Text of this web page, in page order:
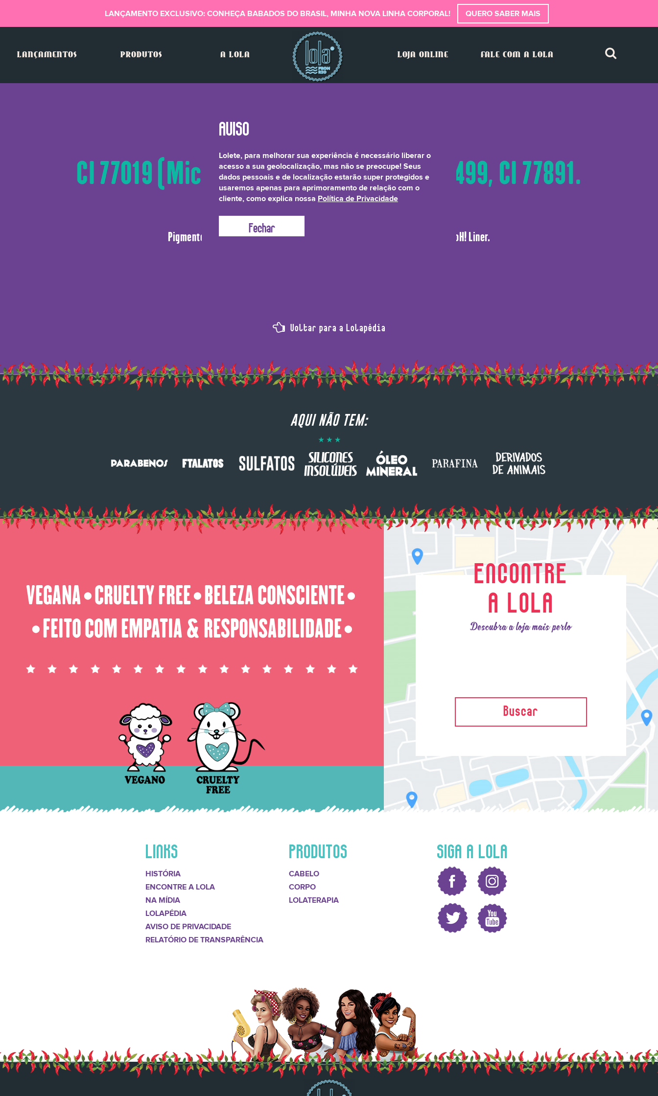
LANÇAMENTO EXCLUSIVO: CONHEÇA BABADOS DO BRASIL, MINHA NOVA LINHA CORPORAL! QUERO SABER MAIS
LANÇAMENTOS PRODUTOS A LOLA LOJA ONLINE FALE COM A LOLA
CI 77019 (Mica), CI 77491, CI 77492, CI 77499, CI 77891.
Pigmentos que dão as cores baphônicas, lacradoras e maravigold da linha oH! Liner.
Voltar para a Lolapédia
AQUI NÃO TEM:
VEGANA ⬤ CRUELTY FREE ⬤ BELEZA CONSCIENTE ⬤
⬤ FEITO COM EMPATIA & RESPONSABILIDADE ⬤
ENCONTRE
A LOLA
Descubra a loja mais perto
Buscar
LINKS
HISTÓRIA
ENCONTRE A LOLA
NA MÍDIA
LOLAPÉDIA
AVISO DE PRIVACIDADE
RELATÓRIO DE TRANSPARÊNCIA
PRODUTOS
CABELO
CORPO
LOLATERAPIA
SIGA A LOLA
Lolete, para melhorar sua experiência é necessário liberar o
acesso a sua geolocalização, mas não se preocupe! Seus
dados pessoais e de localização estarão super protegidos e
usaremos apenas para aprimoramento de relação com o
cliente, como explica nossa Política de Privacidade